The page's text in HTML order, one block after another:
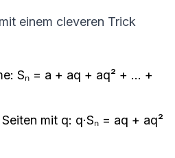
einem cleveren Trick
Sₙ = a + aq + aq² + ... +
mit q: q·Sₙ = aq + aq²